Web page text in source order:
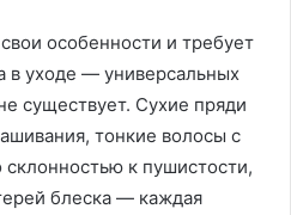
особенности и требует
в уходе — универсальных
существует. Сухие пряди
тонкие волосы с
к пушистости,
блеска — каждая